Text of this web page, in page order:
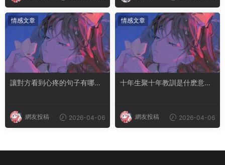
情感文章
讓對方看到心疼的句子有哪
網友投稿 2026-04-06
情感文章
十年生聚十年教訓是什麽意思
網友投稿 2026-04-06